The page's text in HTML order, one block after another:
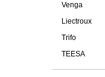
Venga
Liectroux
Trifo
TEESA